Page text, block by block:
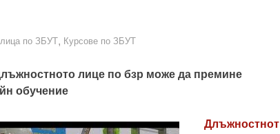
по ЗБУТ, Курсове по ЗБУТ
лице по бзр може да премине
обучение
Длъжностнот